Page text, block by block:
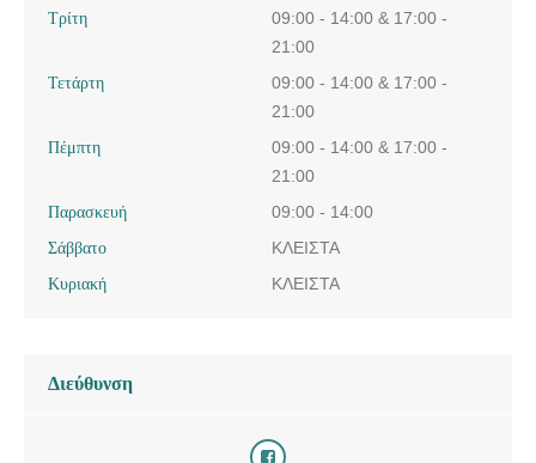
ΧΕΙΡΟΥΡΓΟΣ ΟΔΟΝΤΙΑΤΡΟΣ-ΕΜΦΥΤΕΥΜΑΤΟΛΟΓΟΣ
ΛΑΜΠΡΙΝΗ - doctors4u.gr
ΚΟΛΩΝΑΚΙ ΑΘΗΝΑ | ΔΡΕΤΤΑ ΑΘΗΝΑ - ΜΙΖΑΡΑ
ΧΕΙΡΟΥΡΓΟΣ ΟΔΟΝΤΙΑΤΡΟΣ-ΕΜΦΥΤΕΥΜΑΤΟΛΟΓΟΣ
ΚΟΛΩΝΑΚΙ ΑΘΗΝΑ | ΔΡΕΤΤΑ ΑΘΗΝΑ - ΜΙΖΑΡΑ
ΛΑΜΠΡΙΝΗ - doctors4u.gr
Τρίτη
09:00 - 14:00 & 17:00 -
21:00
Τετάρτη
09:00 - 14:00 & 17:00 -
21:00
Πέμπτη
09:00 - 14:00 & 17:00 -
21:00
Παρασκευή
09:00 - 14:00
Σάββατο
ΚΛΕΙΣΤΑ
Κυριακή
ΚΛΕΙΣΤΑ
Διεύθυνση